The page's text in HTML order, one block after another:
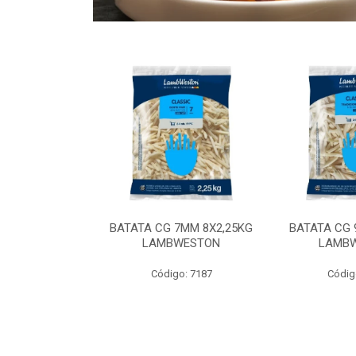
BATATA CG 7MM 8X2,25KG
LAMBWESTON
Código: 7187
BATATA CG